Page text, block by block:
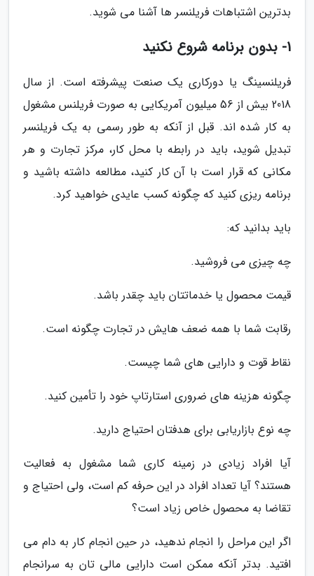
بدترین اشتباهات فریلنسر ها آشنا می شوید.
1- بدون برنامه شروع نکنید
فریلنسینگ یا دورکاری یک صنعت پیشرفته است. از سال
2018 بیش از 56 میلیون آمریکایی به صورت فریلنس مشغول
به کار شده اند. قبل از آنکه به طور رسمی به یک فریلنسر
تبدیل شوید، باید در رابطه با محل کار، مرکز تجارت و هر
مکانی که قرار است با آن کار کنید، مطالعه داشته باشید و
برنامه ریزی کنید که چگونه کسب عایدی خواهید کرد.
باید بدانید که:
چه چیزی می فروشید.
قیمت محصول یا خدماتتان باید چقدر باشد.
رقابت شما با همه ضعف هایش در تجارت چگونه است.
نقاط قوت و دارایی های شما چیست.
چگونه هزینه های ضروری استارتاپ خود را تأمین کنید.
چه نوع بازاریابی برای هدفتان احتیاج دارید.
آیا افراد زیادی در زمینه کاری شما مشغول به فعالیت
هستند؟ آیا تعداد افراد در این حرفه کم است، ولی احتیاج و
تقاضا به محصول خاص زیاد است؟
اگر این مراحل را انجام ندهید، در حین انجام کار به دام می
افتید. بدتر آنکه ممکن است دارایی مالی تان به سرانجام